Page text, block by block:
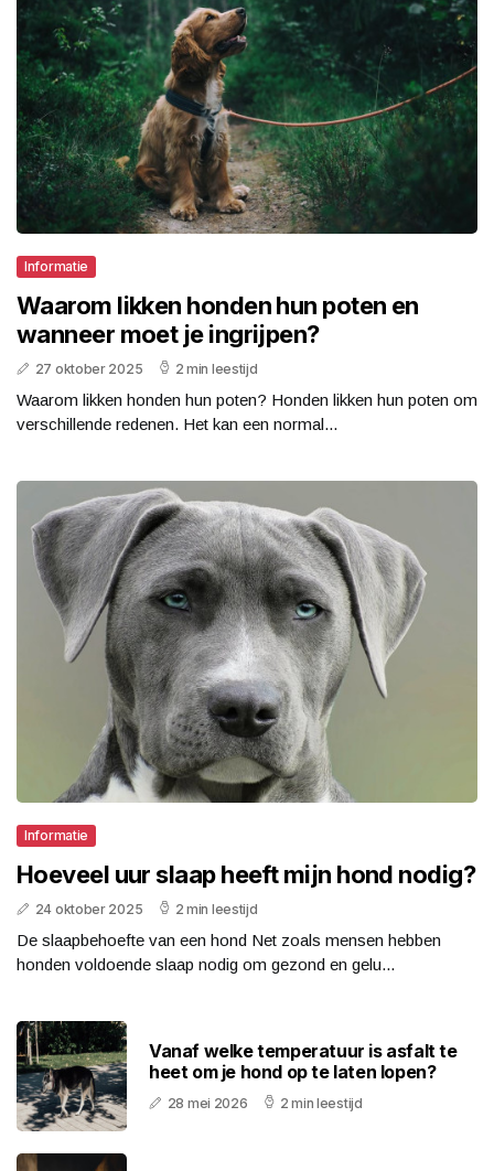
Informatie
Waarom likken honden hun poten en
wanneer moet je ingrijpen?
27 oktober 2025 2 min leestijd
Waarom likken honden hun poten? Honden likken hun poten om
verschillende redenen. Het kan een normal...
Informatie
Hoeveel uur slaap heeft mijn hond nodig?
24 oktober 2025 2 min leestijd
De slaapbehoefte van een hond Net zoals mensen hebben
honden voldoende slaap nodig om gezond en gelu...
Vanaf welke temperatuur is asfalt te
heet om je hond op te laten lopen?
28 mei 2026 2 min leestijd